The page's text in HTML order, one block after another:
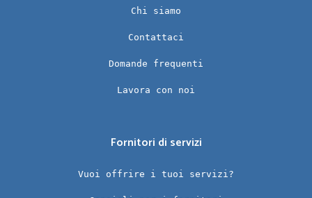
Chi siamo
Contattaci
Domande frequenti
Lavora con noi
Fornitori di servizi
Vuoi offrire i tuoi servizi?